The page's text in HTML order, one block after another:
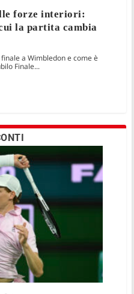
forze interiori:
la partita cambia
a Wimbledon e come è
Finale...